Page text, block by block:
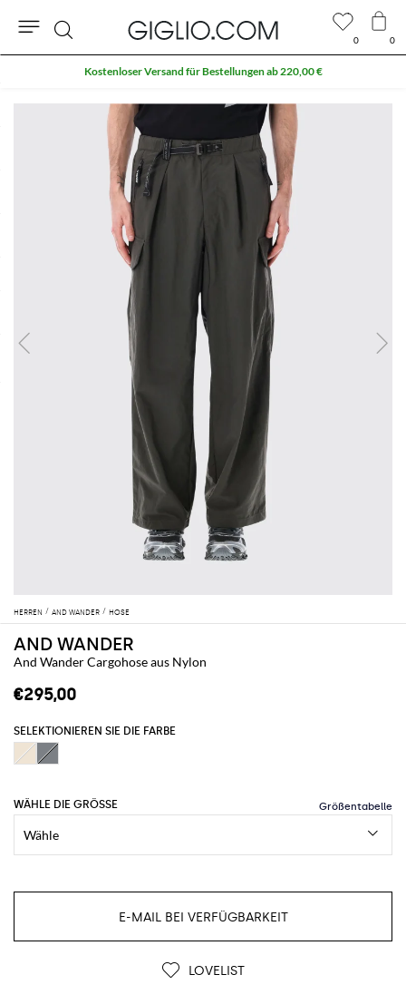
HERREN AND WANDER HOSE
AND WANDER
And Wander Cargohose aus Nylon
€295,00
SELEKTIONIEREN SIE DIE FARBE
WÄHLE DIE GRÖSSE
E-MAIL BEI VERFÜGBARKEIT
LOVELIST
0 0
Suche
Kostenloser Versand für Bestellungen ab 220,00 €